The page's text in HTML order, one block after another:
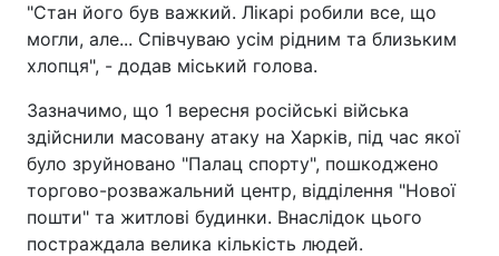
"Стан його був важкий. Лікарі робили все, що
могли, але... Співчуваю усім рідним та близьким
хлопця", - додав міський голова.
Зазначимо, що 1 вересня російські війська
здійснили масовану атаку на Харків, під час якої
було зруйновано "Палац спорту", пошкоджено
торгово-розважальний центр, відділення "Нової
пошти" та житлові будинки. Внаслідок цього
постраждала велика кількість людей.